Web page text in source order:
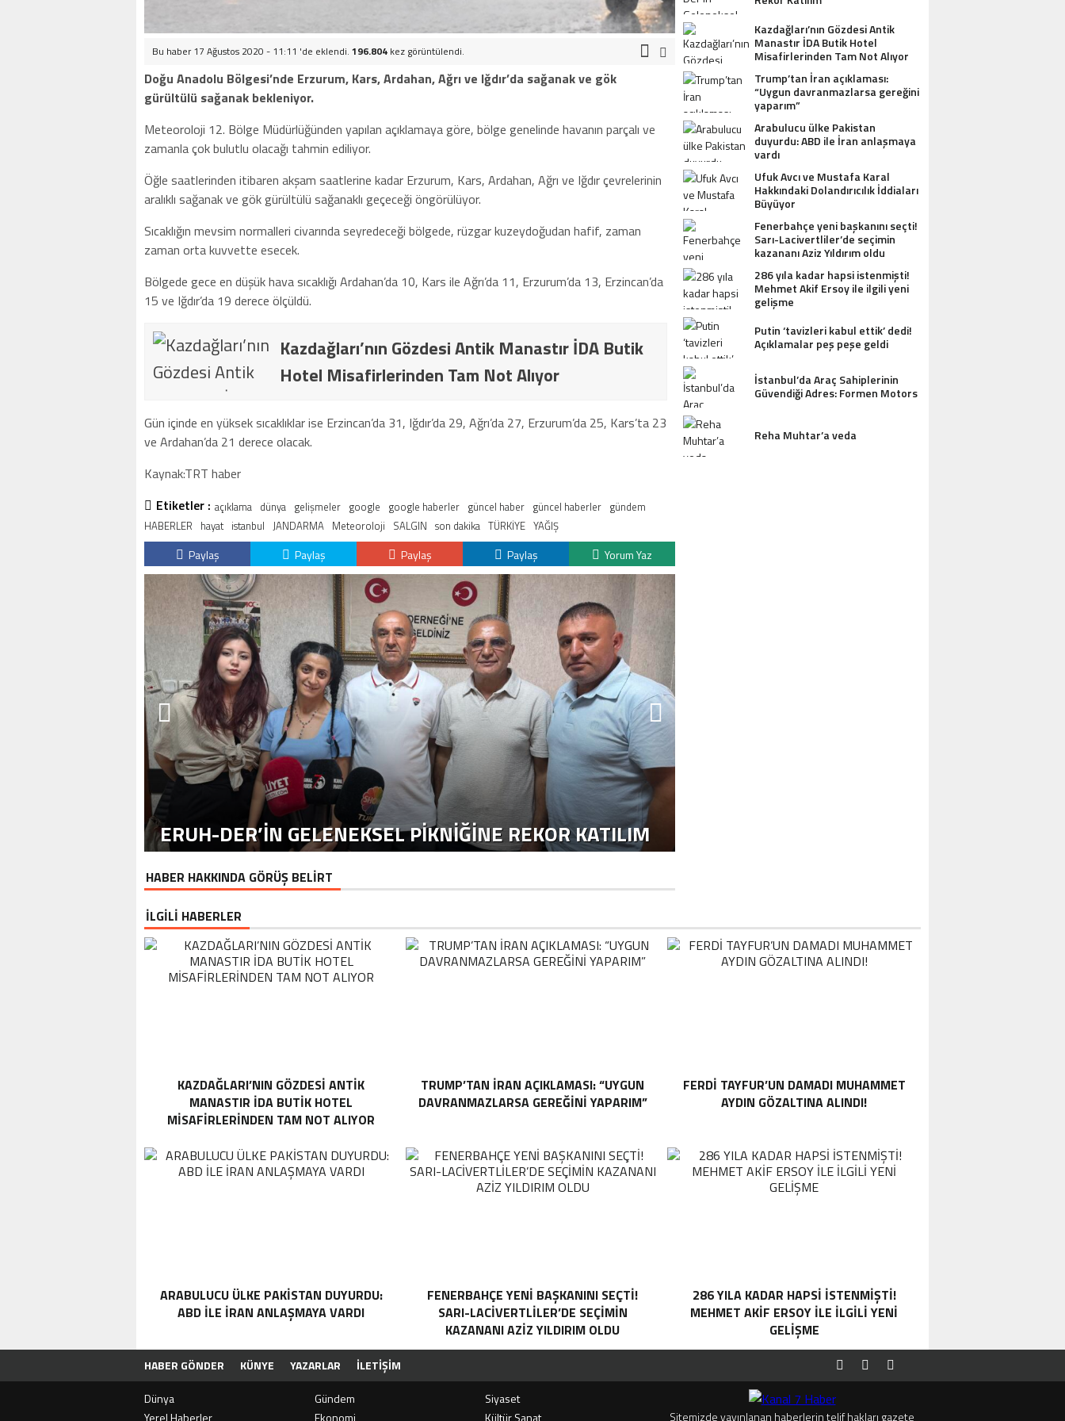
Bu haber 17 Ağustos 2020 - 11:11 'de eklendi. 196.804 kez görüntülendi.
Doğu Anadolu Bölgesi’nde Erzurum, Kars, Ardahan, Ağrı ve Iğdır’da sağanak ve gök
gürültülü sağanak bekleniyor.
Meteoroloji 12. Bölge Müdürlüğünden yapılan açıklamaya göre, bölge genelinde havanın parçalı ve
zamanla çok bulutlu olacağı tahmin ediliyor.
Öğle saatlerinden itibaren akşam saatlerine kadar Erzurum, Kars, Ardahan, Ağrı ve Iğdır çevrelerinin
aralıklı sağanak ve gök gürültülü sağanaklı geçeceği öngörülüyor.
Sıcaklığın mevsim normalleri civarında seyredeceği bölgede, rüzgar kuzeydoğudan hafif, zaman
zaman orta kuvvette esecek.
Bölgede gece en düşük hava sıcaklığı Ardahan’da 10, Kars ile Ağrı’da 11, Erzurum’da 13, Erzincan’da
15 ve Iğdır’da 19 derece ölçüldü.
Kazdağları’nın Gözdesi Antik Manastır İDA Butik
Hotel Misafirlerinden Tam Not Alıyor
Gün içinde en yüksek sıcaklıklar ise Erzincan’da 31, Iğdır’da 29, Ağrı’da 27, Erzurum’da 25, Kars’ta 23
ve Ardahan’da 21 derece olacak.
Kaynak:TRT haber
Etiketler : açıklama dünya gelişmeler google google haberler güncel haber güncel haberler gündem
HABERLER hayat istanbul JANDARMA Meteoroloji SALGIN son dakika TÜRKİYE YAĞIŞ
Paylaş Paylaş Paylaş Paylaş Yorum Yaz
ERUH-DER’IN GELENEKSEL PIKNIĞINE REKOR KATILIM
HABER HAKKINDA GÖRÜŞ BELİRT
Kazdağları’nın Gözdesi Antik
Manastır İDA Butik Hotel
Misafirlerinden Tam Not Alıyor
Trump’tan İran açıklaması:
“Uygun davranmazlarsa gereğini
yaparım”
Arabulucu ülke Pakistan
duyurdu: ABD ile İran anlaşmaya
vardı
Ufuk Avcı ve Mustafa Karal
Hakkındaki Dolandırıcılık İddiaları
Büyüyor
Fenerbahçe yeni başkanını seçti!
Sarı-Lacivertliler’de seçimin
kazananı Aziz Yıldırım oldu
286 yıla kadar hapsi istenmişti!
Mehmet Akif Ersoy ile ilgili yeni
gelişme
Putin ‘tavizleri kabul ettik’ dedi!
Açıklamalar peş peşe geldi
İstanbul’da Araç Sahiplerinin
Güvendiği Adres: Formen Motors
Reha Muhtar’a veda
İLGİLİ HABERLER
KAZDAĞLARI’NIN GÖZDESI ANTIK
MANASTIR İDA BUTIK HOTEL
MISAFIRLERINDEN TAM NOT ALIYOR
TRUMP’TAN İRAN AÇIKLAMASI: “UYGUN
DAVRANMAZLARSA GEREĞINI YAPARIM”
FERDI TAYFUR’UN DAMADI MUHAMMET
AYDIN GÖZALTINA ALINDI!
ARABULUCU ÜLKE PAKISTAN DUYURDU:
ABD ILE İRAN ANLAŞMAYA VARDI
FENERBAHÇE YENI BAŞKANINI SEÇTI!
SARI-LACIVERTLILER’DE SEÇIMIN
KAZANANI AZIZ YILDIRIM OLDU
286 YILA KADAR HAPSI ISTENMIŞTI!
MEHMET AKIF ERSOY ILE ILGILI YENI
GELIŞME
HABER GÖNDER KÜNYE YAZARLAR
İLETIŞIM
Dünya
Gündem
Siyaset
Yerel Haberler
Ekonomi Kültür Sanat Sitemizde yayınlanan haberlerin telif hakları gazete